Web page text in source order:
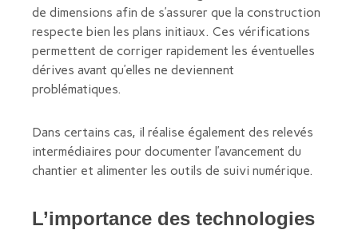
de dimensions afin de s’assurer que la construction
respecte bien les plans initiaux. Ces vérifications
permettent de corriger rapidement les éventuelles
dérives avant qu’elles ne deviennent
problématiques.
Dans certains cas, il réalise également des relevés
intermédiaires pour documenter l’avancement du
chantier et alimenter les outils de suivi numérique.
L’importance des technologies